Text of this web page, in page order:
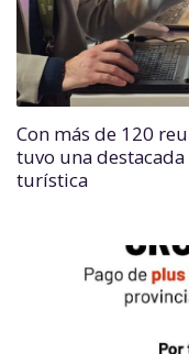
Con más de 120
tuvo una
turística